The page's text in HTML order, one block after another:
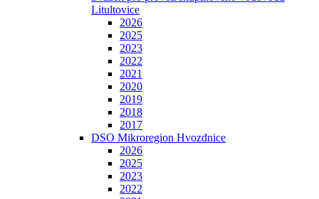
Litultovice
2026
2025
2023
2022
2021
2020
2019
2018
2017
DSO Mikroregion Hvozdnice
2026
2025
2023
2022